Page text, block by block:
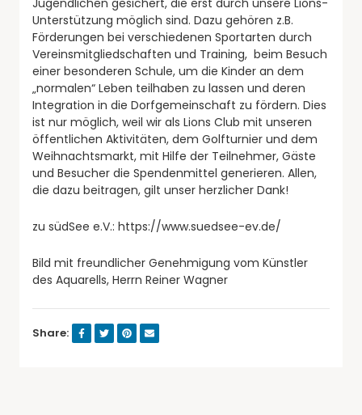
Jugendlichen gesichert, die erst durch unsere Lions-
Unterstützung möglich sind. Dazu gehören z.B.
Förderungen bei verschiedenen Sportarten durch
Vereinsmitgliedschaften und Training, beim Besuch
einer besonderen Schule, um die Kinder an dem
„normalen“ Leben teilhaben zu lassen und deren
Integration in die Dorfgemeinschaft zu fördern. Dies
ist nur möglich, weil wir als Lions Club mit unseren
öffentlichen Aktivitäten, dem Golfturnier und dem
Weihnachtsmarkt, mit Hilfe der Teilnehmer, Gäste
und Besucher die Spendenmittel generieren. Allen,
die dazu beitragen, gilt unser herzlicher Dank!
zu südSee e.V.: https://www.suedsee-ev.de/
Bild mit freundlicher Genehmigung vom Künstler
des Aquarells, Herrn Reiner Wagner
Share: